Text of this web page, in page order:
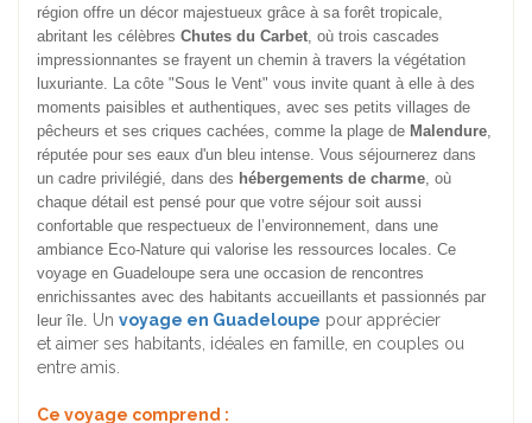
région offre un décor majestueux grâce à sa forêt tropicale,
abritant les célèbres Chutes du Carbet, où trois cascades
impressionnantes se frayent un chemin à travers la végétation
luxuriante. La côte "Sous le Vent" vous invite quant à elle à des
moments paisibles et authentiques, avec ses petits villages de
pêcheurs et ses criques cachées, comme la plage de Malendure,
réputée pour ses eaux d'un bleu intense. Vous séjournerez dans
un cadre privilégié, dans des hébergements de charme, où
chaque détail est pensé pour que votre séjour soit aussi
confortable que respectueux de l’environnement, dans une
ambiance Eco-Nature qui valorise les ressources locales. Ce
voyage en Guadeloupe sera une occasion de rencontres
enrichissantes avec des habitants accueillants et passionnés par
leur île. Un voyage en Guadeloupe pour apprécier
et aimer ses habitants, idéales en famille, en couples ou
entre amis.
Ce voyage comprend :